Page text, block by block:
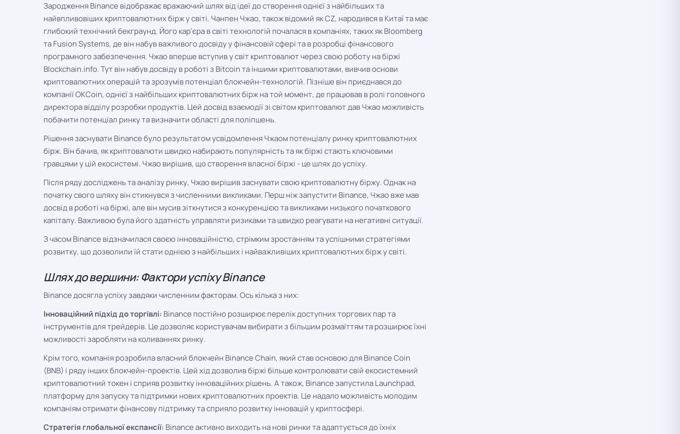
Зародження Binance відображає вражаючий шлях від ідеї до створення однієї з найбільших та
найвпливовіших криптовалютних бірж у світі. Чанпен Чжао, також відомий як CZ, народився в Китаї та має
глибокий технічний бекграунд. Його кар'єра в світі технологій почалася в компаніях, таких як Bloomberg
та Fusion Systems, де він набув важливого досвіду у фінансовій сфері та в розробці фінансового
програмного забезпечення. Чжао вперше вступив у світ криптовалют через свою роботу на біржі
Blockchain.info. Тут він набув досвіду в роботі з Bitcoin та іншими криптовалютами, вивчив основи
криптовалютних операцій та зрозумів потенціал блокчейн-технологій. Пізніше він приєднався до
компанії OKCoin, однієї з найбільших криптовалютних бірж на той момент, де працював в ролі головного
директора відділу розробки продуктів. Цей досвід взаємодії зі світом криптовалют дав Чжао можливість
побачити потенціал ринку та визначити області для поліпшень.
Рішення заснувати Binance було результатом усвідомлення Чжаом потенціалу ринку криптовалютних
бірж. Він бачив, як криптовалюти швидко набирають популярність та як біржі стають ключовими
гравцями у цій екосистемі. Чжао вирішив, що створення власної біржі - це шлях до успіху.
Після ряду досліджень та аналізу ринку, Чжао вирішив заснувати свою криптовалютну біржу. Однак на
початку свого шляху він стикнувся з численними викликами. Перш ніж запустити Binance, Чжао вже мав
досвід в роботі на біржі, але він мусив зіткнутися з конкуренцією та викликами низького початкового
капіталу. Важливою була його здатність управляти ризиками та швидко реагувати на негативні ситуації.
З часом Binance відзначилася своєю інноваційністю, стрімким зростанням та успішними стратегіями
розвитку, що дозволили їй стати однією з найбільших і найважливіших криптовалютних бірж у світі.
Шлях до вершини: Фактори успіху Binance
Binance досягла успіху завдяки численним факторам. Ось кілька з них:
Інноваційний підхід до торгівлі: Binance постійно розширює перелік доступних торгових пар та
інструментів для трейдерів. Це дозволяє користувачам вибирати з більшим розмаїттям та розширює їхні
можливості заробляти на коливаннях ринку.
Крім того, компанія розробила власний блокчейн Binance Chain, який став основою для Binance Coin
(BNB) і ряду інших блокчейн-проектів. Цей хід дозволив біржі більше контролювати свій екосистемний
криптовалютний токен і сприяв розвитку інноваційних рішень. А також, Binance запустила Launchpad,
платформу для запуску та підтримки нових криптовалютних проектів. Це надало можливість молодим
компаніям отримати фінансову підтримку та сприяло розвитку інновацій у криптосфері.
Стратегія глобальної експансії: Binance активно виходить на нові ринки та адаптується до їхніх